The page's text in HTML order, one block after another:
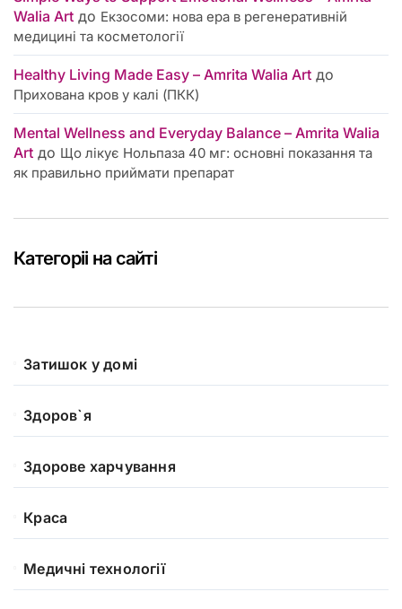
Walia Art до Екзосоми: нова ера в регенеративній
медицині та косметології
Healthy Living Made Easy – Amrita Walia Art до
Прихована кров у калі (ПКК)
Mental Wellness and Everyday Balance – Amrita Walia
Art до Що лікує Нольпаза 40 мг: основні показання та
як правильно приймати препарат
Категоріі на сайті
Затишок у домі
Здоров`я
Здорове харчування
Краса
Медичні технології